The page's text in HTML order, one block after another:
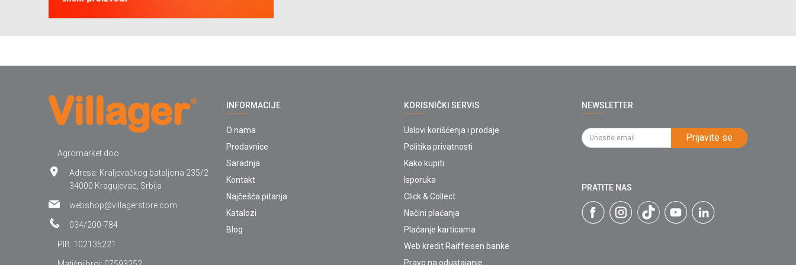
Agromarket doo
Adresa: Kraljevačkog bataljona 235/2
34000 Kragujevac, Srbija
webshop@villagerstore.com
034/200-784
PIB: 102135221
INFORMACIJE
O nama
Prodavnice
Saradnja
Kontakt
Najčešća pitanja
Katalozi
Blog
KORISNIČKI SERVIS
Uslovi korišćenja i prodaje
Politika privatnosti
Kako kupiti
Isporuka
Click & Collect
Načini plaćanja
Plaćanje karticama
Web kredit Raiffeisen banke
Pravo na odustajanje
NEWSLETTER
Prijavite se
PRATITE NAS